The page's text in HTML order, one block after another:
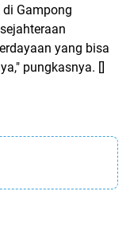
Gampong
yang bisa
pungkasnya. []